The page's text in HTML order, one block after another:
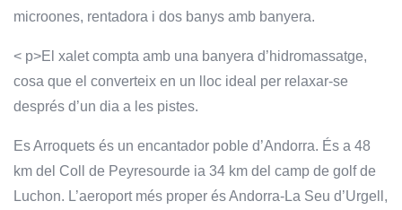
microones, rentadora i dos banys amb banyera.
< p>El xalet compta amb una banyera d’hidromassatge,
cosa que el converteix en un lloc ideal per relaxar-se
després d’un dia a les pistes.
Es Arroquets és un encantador poble d’Andorra. És a 48
km del Coll de Peyresourde ia 34 km del camp de golf de
Luchon. L’aeroport més proper és Andorra-La Seu d’Urgell,